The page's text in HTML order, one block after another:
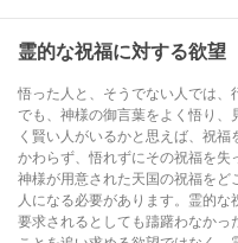
霊的な祝福に対する欲望
悟った人と、そうでない人では
でも、神様の御言葉をよく悟り
く賢い人がいるかと思えば、祝
かわらず、悟れずにその祝福を失
神様が用意された天国の祝福を
人になる必要があります。霊的
要求されるとしても躊躇わなか